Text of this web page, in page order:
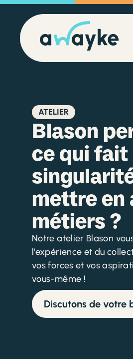
ATELIER
Blason
ce qui
mettre en
métiers ?
Notre atelier Blason
l'expérience et du
vos forces et vos
vous-même !
Discutons de votre